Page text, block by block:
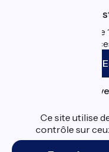
Accueil Vélo
Accueil Vélo c'est
cyclistes en
Financé dans le
Ce site utilise
contrôle sur